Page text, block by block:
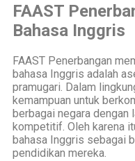
FAAST
Bahasa Inggris
FAAST Penerbangan
bahasa Inggris adalah
pramugari. Dalam
kemampuan untuk
berbagai negara dengan
kompetitif. Oleh karena
bahasa Inggris sebagai
pendidikan mereka.